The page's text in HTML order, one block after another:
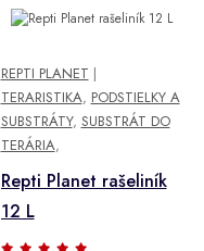
REPTI PLANET |
TERARISTIKA, PODSTIELKY A
SUBSTRÁTY, SUBSTRÁT DO
TERÁRIA,
Repti Planet rašeliník
12 L